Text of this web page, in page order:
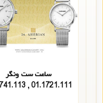
ساعت ست ونگر
01.1721.111 , 01.1741.113